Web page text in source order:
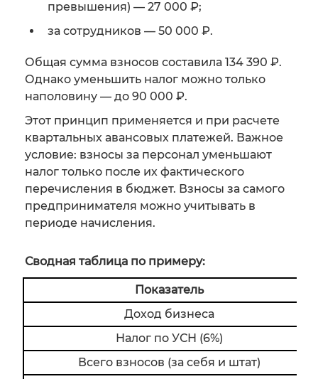
превышения) — 27 000 ₽;
за сотрудников — 50 000 ₽.
Общая сумма взносов составила 134 390 ₽.
Однако уменьшить налог можно только
наполовину — до 90 000 ₽.
Этот принцип применяется и при расчете
квартальных авансовых платежей. Важное
условие: взносы за персонал уменьшают
налог только после их фактического
перечисления в бюджет. Взносы за самого
предпринимателя можно учитывать в
периоде начисления.
Сводная таблица по примеру:
Показатель
Доход бизнеса
Налог по УСН (6%)
Всего взносов (за себя и штат)